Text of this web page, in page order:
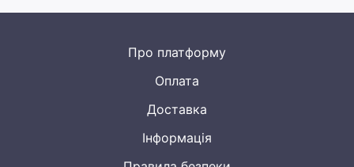
Про платформу
Оплата
Доставка
Інформація